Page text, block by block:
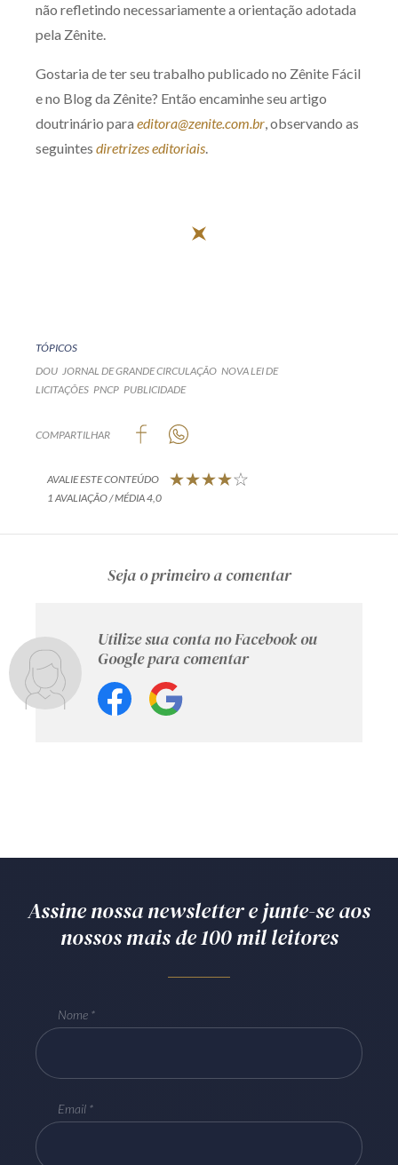
não refletindo necessariamente a orientação adotada
pela Zênite.
Gostaria de ter seu trabalho publicado no Zênite Fácil
e no Blog da Zênite? Então encaminhe seu artigo
doutrinário para editora@zenite.com.br, observando as
seguintes diretrizes editoriais.
TÓPICOS
DOU JORNAL DE GRANDE CIRCULAÇÃO NOVA LEI DE
LICITAÇÕES PNCP PUBLICIDADE
COMPARTILHAR
AVALIE ESTE CONTEÚDO
1 AVALIAÇÃO / MÉDIA 4,0
Seja o primeiro a comentar
Utilize sua conta no Facebook ou
Google para comentar
Assine nossa newsletter e junte-se aos
nossos mais de 100 mil leitores
Nome
Email